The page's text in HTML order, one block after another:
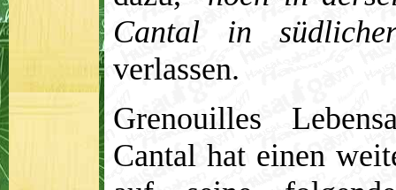
Cantal in
verlassen.
Grenouilles
Cantal hat einen